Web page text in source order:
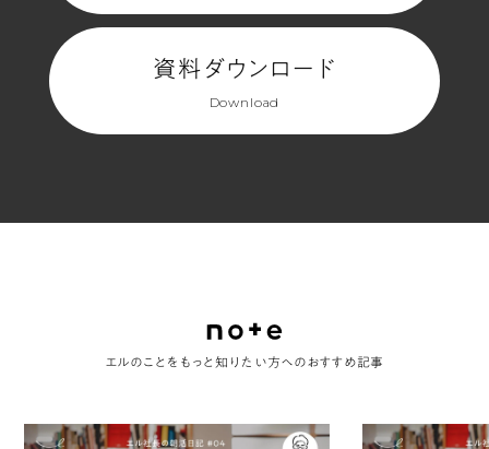
資料ダウンロード
Download
エルのことをもっと知りたい方へのおすすめ記事